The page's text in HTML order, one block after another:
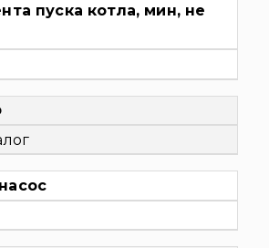
пуска котла, мин, не